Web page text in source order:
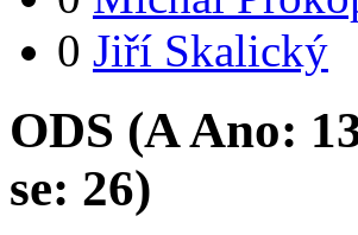
0 Jiří Skalický
ODS (AAno:
se: 26)